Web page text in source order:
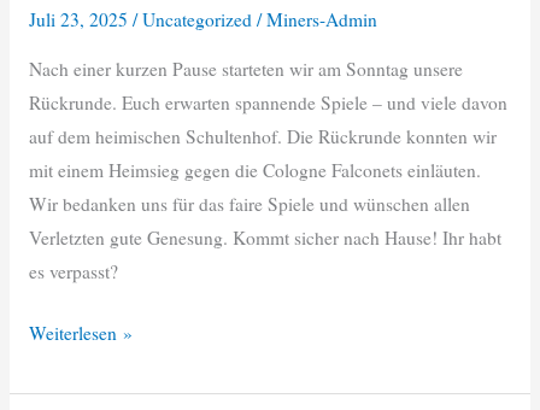
Juli 23, 2025 /Uncategorized/Miners-Admin
Nach einer kurzen Pause starteten wir am Sonntag unsere
Rückrunde. Euch erwarten spannende Spiele – und viele davon
auf dem heimischen Schultenhof. Die Rückrunde konnten wir
mit einem Heimsieg gegen die Cologne Falconets einläuten.
Wir bedanken uns für das faire Spiele und wünschen allen
Verletzten gute Genesung. Kommt sicher nach Hause! Ihr habt
es verpasst?
Starker
in
Weiterlesen »